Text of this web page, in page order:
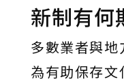
新制有何
多數業者與
為有助保存